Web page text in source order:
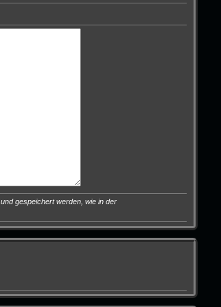
gespeichert werden, wie in der